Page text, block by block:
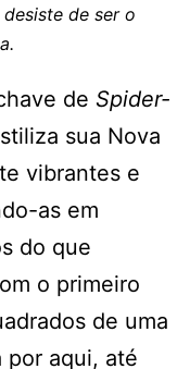
de ser o
de Spider-
sua Nova
vibrantes e
as em
do que
o primeiro
de uma
por aqui, até